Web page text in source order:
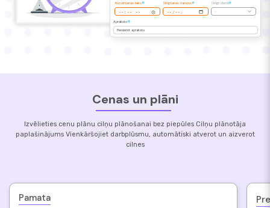
Aizvēršanas laiks Slēgšanas datums
Slēgt dienā
-
Apraksts
Pievienot aprakstu
Cenas un plāni
Izvēlieties cenu plānu cilņu plānošanai bez piepūles Cilņu plānotāja
paplašinājums Vienkāršojiet darbplūsmu, automātiski atverot un aizverot
cilnes
Pamata